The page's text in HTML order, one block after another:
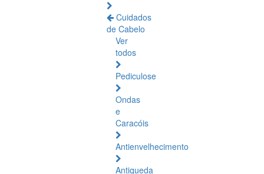
Cuidados
de Cabelo
Ver
todos
Pediculose
Ondas
e
Caracóis
Antienvelhecimento
Antiqueda